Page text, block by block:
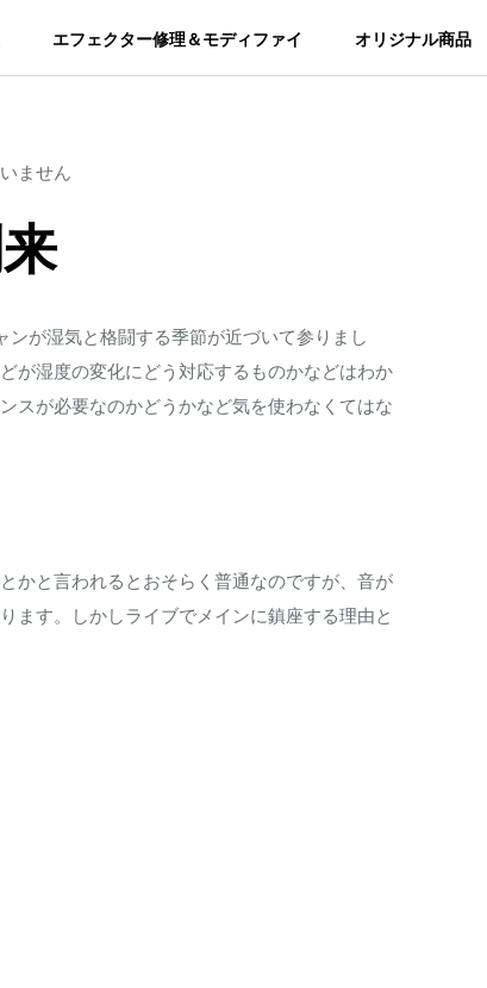
エフェクター修理＆モディファイ オリジナル商品
ません
が湿気と格闘する季節が近づいて参りまし
が湿度の変化にどう対応するものかなどはわか
スが必要なのかどうかなど気を使わなくてはな
かと言われるとおそらく普通なのですが、音が
ます。しかしライブでメインに鎮座する理由と